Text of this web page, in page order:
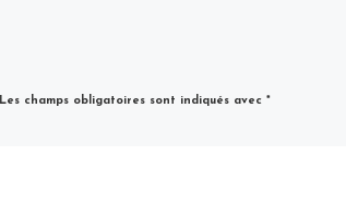
Les champs obligatoires sont indiqués avec*